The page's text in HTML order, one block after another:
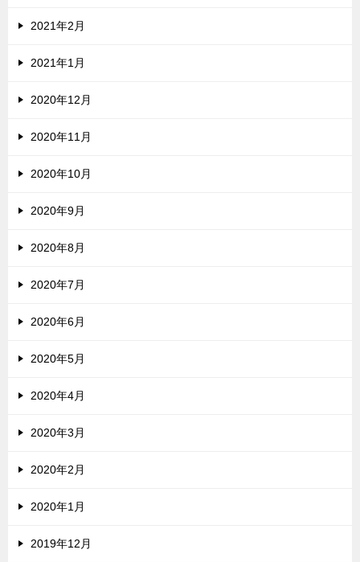
2021年2月
2021年1月
2020年12月
2020年11月
2020年10月
2020年9月
2020年8月
2020年7月
2020年6月
2020年5月
2020年4月
2020年3月
2020年2月
2020年1月
2019年12月